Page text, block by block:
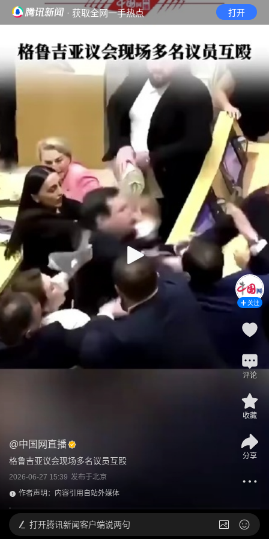
· 获取全网一手热点 打开
@中国网直播
格鲁吉亚议会现场多名议员互殴
2026-06-27 15:39 发布于北京
作者声明：内容引用自站外媒体
关注
评论
收藏
分享
打开腾讯新闻客户端说两句